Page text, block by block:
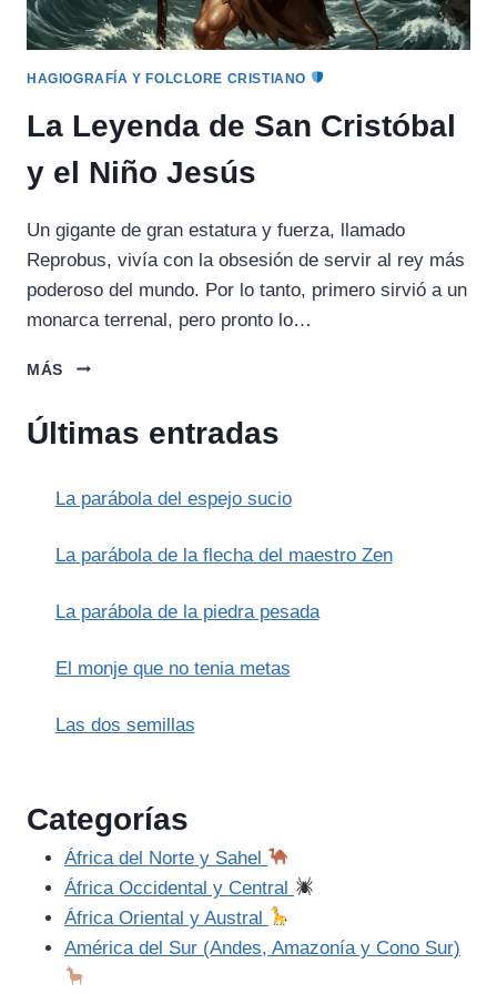
HAGIOGRAFÍA Y FOLCLORE CRISTIANO
La Leyenda de San Cristóbal
y el Niño Jesús
Un gigante de gran estatura y fuerza, llamado
Reprobus, vivía con la obsesión de servir al rey más
poderoso del mundo. Por lo tanto, primero sirvió a un
monarca terrenal, pero pronto lo…
MÁS
LA
SAN
EL
JESÚS
Últimas entradas
La parábola del espejo sucio
La parábola de la flecha del maestro Zen
La parábola de la piedra pesada
El monje que no tenia metas
Las dos semillas
Categorías
África del Norte y Sahel
África Occidental y Central
África Oriental y Austral
América del Sur (Andes, Amazonía y Cono Sur)